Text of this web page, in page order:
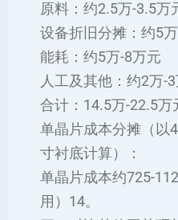
原料：约‌2.5万-3.5万
设备折旧分摊：约‌5
能耗：约‌5万-8万元‌
人工及其他：约‌2万-
合计：14.5万-22.5万
单晶片成本分摊‌（以
寸衬底计算）：
单晶片成本约725-
用）‌14。